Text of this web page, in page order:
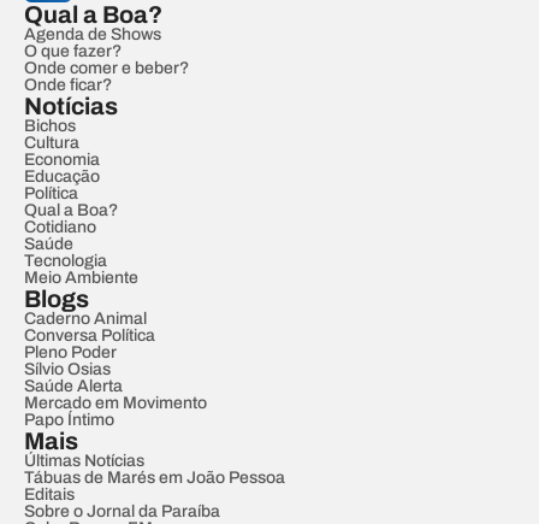
Qual a Boa?
Agenda de Shows
O que fazer?
Onde comer e beber?
Onde ficar?
Notícias
Bichos
Cultura
Economia
Educação
Política
Qual a Boa?
Cotidiano
Saúde
Tecnologia
Meio Ambiente
Blogs
Caderno Animal
Conversa Política
Pleno Poder
Sílvio Osias
Saúde Alerta
Mercado em Movimento
Papo Íntimo
Mais
Últimas Notícias
Tábuas de Marés em João Pessoa
Editais
Sobre o Jornal da Paraíba